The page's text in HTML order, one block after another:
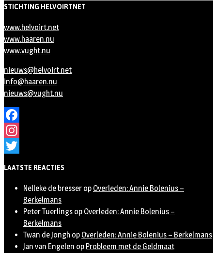
STICHTING HELVOIRTNET
www.helvoirt.net
www.haaren.nu
www.vught.nu
nieuws@helvoirt.net
info@haaren.nu
nieuws@vught.nu
Facebook
Instagram
LAATSTE REACTIES
Nelleke de bresser op Overleden: Annie Bolenius –
Berkelmans
Peter Tuerlings op Overleden: Annie Bolenius –
Berkelmans
Twan de Jongh op Overleden: Annie Bolenius – Berkelmans
Jan van Engelen op Probleem met de Geldmaat